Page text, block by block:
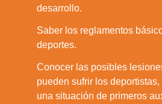
desarrollo.
Saber los reglamentos
deportes.
Conocer las posibles
pueden sufrir los
una situación de primeros